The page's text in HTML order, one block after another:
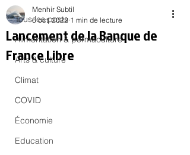
Tous les posts
Alimentation & permaculture
Arts & culture
Climat
COVID
Économie
Education
Lancement de la Banque de
France Libre
Menhir Subtil
6 oct. 2022 1 min de lecture